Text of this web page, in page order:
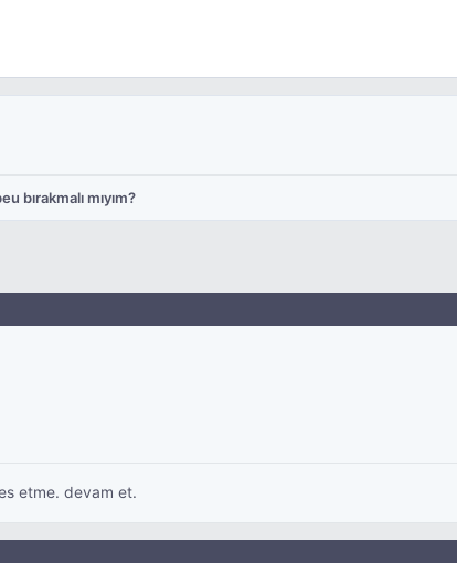
bırakmalı mıyım?
etme. devam et.